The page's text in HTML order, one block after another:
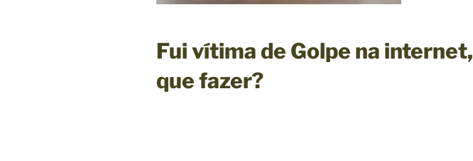
Fui vítima de Golpe na
que fazer?